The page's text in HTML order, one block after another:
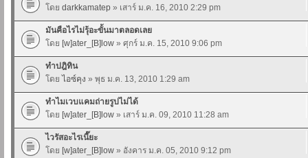
โดย darkkamatep » เสาร์ ม.ค. 16, 2010 2:29 pm
มันคือไรไม่รุ้อะขั้นมาตลอดเลย
โดย [w]ater_[B]low » ศุกร์ ม.ค. 15, 2010 9:06 pm
ทำปฎิทิน
โดย ไอซ์คุง » พุธ ม.ค. 13, 2010 1:29 am
ทำไมเวบแคมถ่ายรูปไม่ได้
โดย [w]ater_[B]low » เสาร์ ม.ค. 09, 2010 11:28 am
ไวรัสอะไรเนี๊ยะ
โดย [w]ater_[B]low » อังคาร ม.ค. 05, 2010 9:12 pm